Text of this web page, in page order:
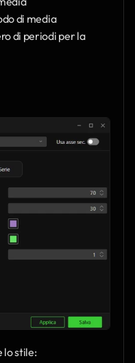
di media
di periodi per la
lo stile: